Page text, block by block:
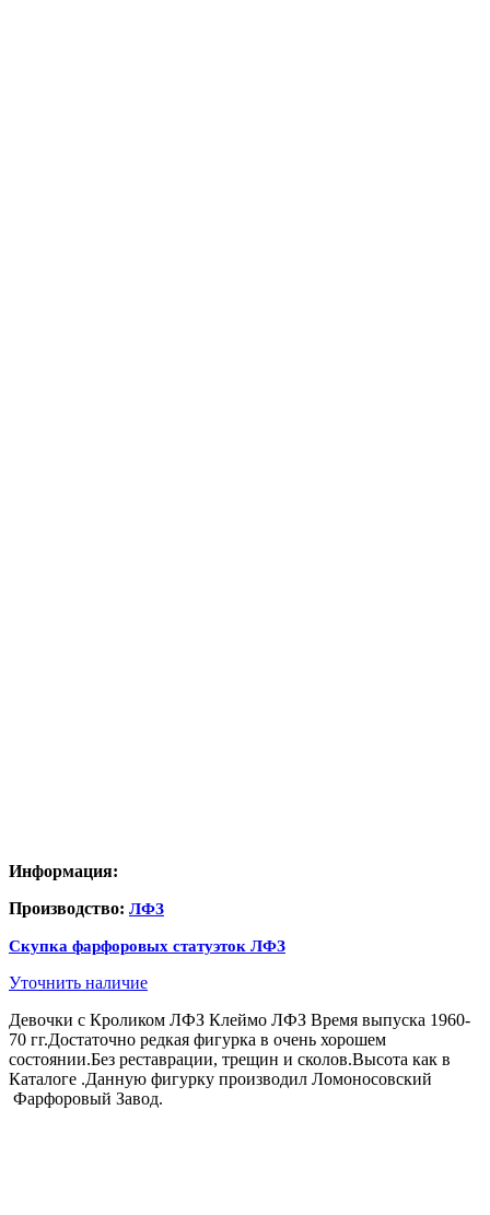
Информация:
Производство: ЛФЗ
Скупка фарфоровых статуэток ЛФЗ
Уточнить наличие
Девочки с Кроликом ЛФЗ Клеймо ЛФЗ Время выпуска 1960-
70 гг.Достаточно редкая фигурка в очень хорошем
состоянии.Без реставрации, трещин и сколов.Высота как в
Каталоге .Данную фигурку производил Ломоносовский
Фарфоровый Завод.